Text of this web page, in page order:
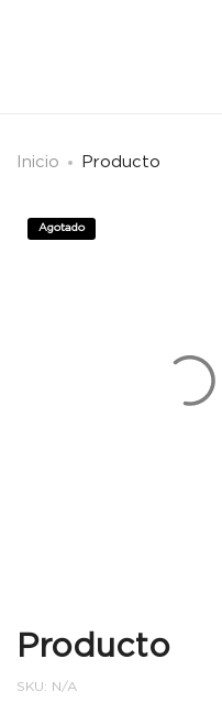
Inicio Producto
Agotado
Producto
SKU: N/A